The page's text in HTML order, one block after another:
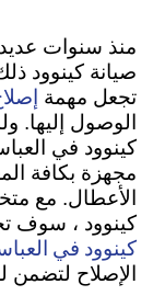
منذ سنوات
صيانة كينوود
تجعل مهمة
الوصول إليها.
كينوود في
مجهزة بكافة
الأعطال. مع
كينوود ، سوف
كينوود في
الإصلاح لتضمن